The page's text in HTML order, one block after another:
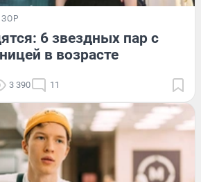
6 звездных пар с
в возрасте
3 390 11